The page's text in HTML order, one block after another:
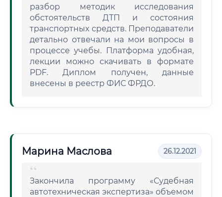
разбор методик исследования
обстоятельств ДТП и состояния
транспортных средств. Преподаватели
детально отвечали на мои вопросы в
процессе учебы. Платформа удобная,
лекции можно скачивать в формате
PDF. Диплом получен, данные
внесены в реестр ФИС ФРДО.
Марина Маслова 26.12.2021
Закончила программу «Судебная
автотехническая экспертиза» объемом